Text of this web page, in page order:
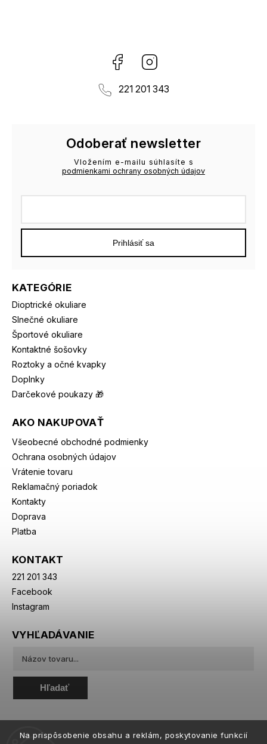
Na prispôsobenie obsahu a reklám, poskytovanie funkcií
Facebook
221 201 343
KATEGÓRIE
Dioptrické okuliare
Slnečné okuliare
Športové okuliare
Kontaktné šošovky
Roztoky a očné kvapky
Doplnky
Darčekové poukazy 🎁
AKO NAKUPOVAŤ
Všeobecné obchodné podmienky
Ochrana osobných údajov
Vrátenie tovaru
Reklamačný poriadok
Kontakty
Doprava
Platba
KONTAKT
221 201 343
Facebook
Instagram
Odoberať newsletter
Vložením e-mailu súhlasíte s
podmienkami ochrany osobných údajov
Prihlásiť sa
VYHĽADÁVANIE
Hľadať